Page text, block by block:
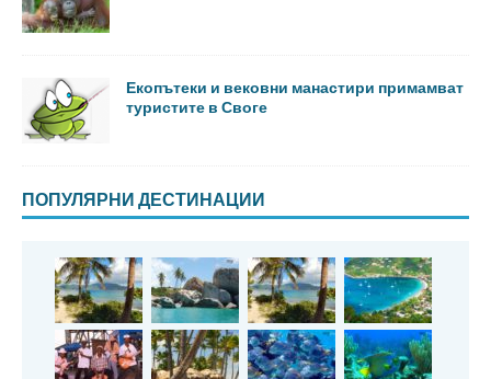
Екопътеки и вековни манастири примамват
туристите в Своге
ПОПУЛЯРНИ ДЕСТИНАЦИИ